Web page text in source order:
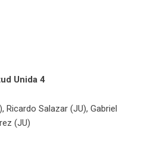
Unida 4
Ricardo Salazar (JU), Gabriel
(JU)